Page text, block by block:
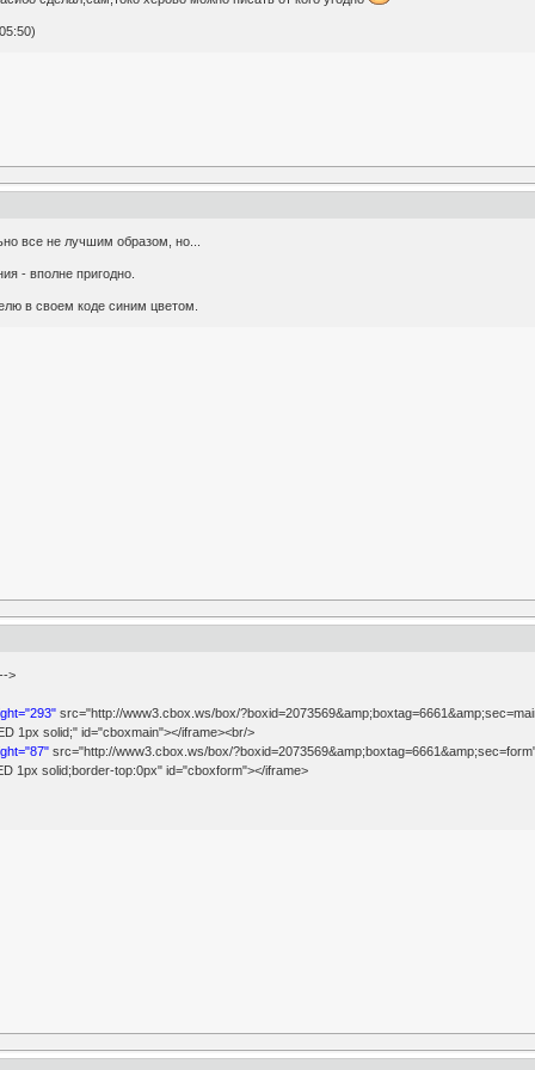
все не лучшим образом, но...
- вполне пригодно.
в своем коде синим цветом.
-->
src="http://www3.cbox.ws/box/
1px solid;" id="cboxmain"></iframe><br/>
src="http://www3.cbox.ws/box/
1px solid;border-top:0px" id="cboxform"></iframe>